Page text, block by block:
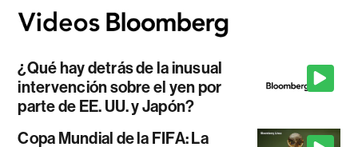
¿Qué hay detrás de la inusual
intervención sobre el yen por
parte de EE. UU. y Japón?
Copa Mundial de la FIFA: La